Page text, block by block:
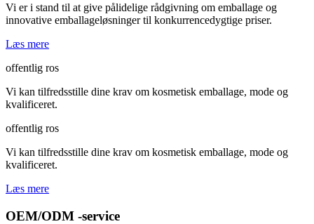
Vi er i stand til at give pålidelige rådgivning om emballage og
innovative emballageløsninger til konkurrencedygtige priser.
Læs mere
offentlig ros
Vi kan tilfredsstille dine krav om kosmetisk emballage, mode og
kvalificeret.
offentlig ros
Vi kan tilfredsstille dine krav om kosmetisk emballage, mode og
kvalificeret.
Læs mere
OEM/ODM -service